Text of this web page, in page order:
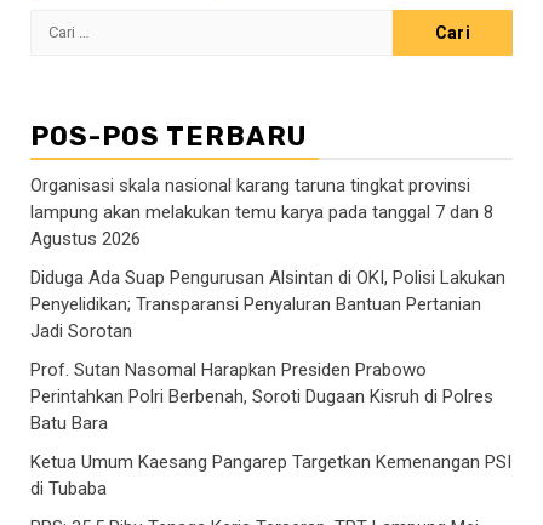
Cari
POS-POS TERBARU
Organisasi skala nasional karang taruna tingkat provinsi
lampung akan melakukan temu karya pada tanggal 7 dan 8
Agustus 2026
Diduga Ada Suap Pengurusan Alsintan di OKI, Polisi Lakukan
Penyelidikan; Transparansi Penyaluran Bantuan Pertanian
Jadi Sorotan
Prof. Sutan Nasomal Harapkan Presiden Prabowo
Perintahkan Polri Berbenah, Soroti Dugaan Kisruh di Polres
Batu Bara
Ketua Umum Kaesang Pangarep Targetkan Kemenangan PSI
di Tubaba